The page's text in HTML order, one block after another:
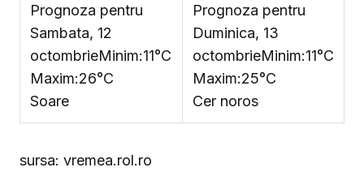
Prognoza pentru
Sambata, 12
octombrieMinim:11°C
Maxim:26°C
Soare
Prognoza pentru
Duminica, 13
octombrieMinim:11°C
Maxim:25°C
Cer noros
sursa: vremea.rol.ro